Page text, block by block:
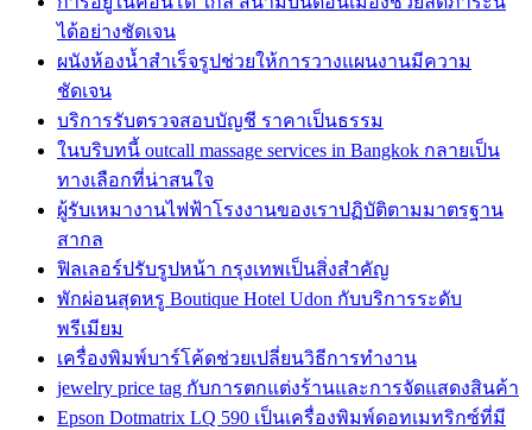
ได้อย่างชัดเจน
ผนังห้องน้ำสำเร็จรูปช่วยให้การวางแผนงานมีความ
ชัดเจน
บริการรับตรวจสอบบัญชี ราคาเป็นธรรม
ในบริบทนี้ outcall massage services in Bangkok กลายเป็น
ทางเลือกที่น่าสนใจ
ผู้รับเหมางานไฟฟ้าโรงงานของเราปฏิบัติตามมาตรฐาน
สากล
ฟิลเลอร์ปรับรูปหน้า กรุงเทพเป็นสิ่งสำคัญ
พักผ่อนสุดหรู Boutique Hotel Udon กับบริการระดับ
พรีเมียม
เครื่องพิมพ์บาร์โค้ดช่วยเปลี่ยนวิธีการทำงาน
jewelry price tag กับการตกแต่งร้านและการจัดแสดงสินค้า
Epson Dotmatrix LQ 590 เป็นเครื่องพิมพ์ดอทเมทริกซ์ที่มี